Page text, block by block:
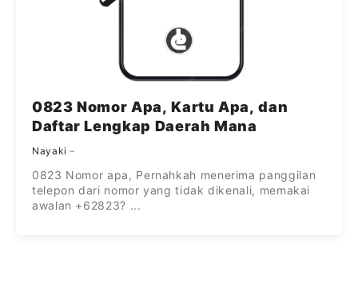
0823 Nomor Apa, Kartu Apa, dan
Daftar Lengkap Daerah Mana
Nayaki
0823 Nomor apa, Pernahkah menerima panggilan
telepon dari nomor yang tidak dikenali, memakai
awalan +62823? ...